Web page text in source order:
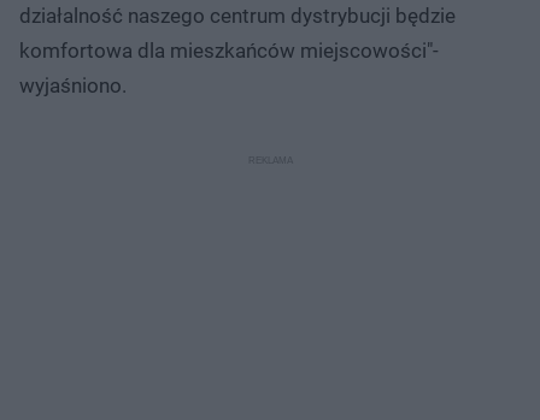
działalność naszego centrum dystrybucji będzie
komfortowa dla mieszkańców miejscowości"-
wyjaśniono.